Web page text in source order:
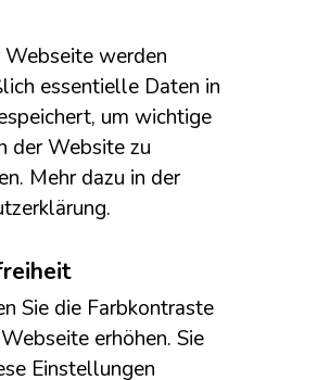
zu Cookies und
werden
essentielle Daten in
um wichtige
der Website zu
Mehr dazu in der
Sie die Farbkontraste
erhöhen. Sie
Einstellungen
- 12.30 & 14.00 - 16.00 Uhr
- 13.00 Uhr
und die Infothek
montags von 8.00 Uhr bis 16.00 Uhr
Gebärdensprache
zur Barrierefreiheit
NewsApp der Stadt Meßstetten